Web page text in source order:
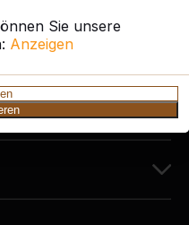
Sie unsere
Anzeigen